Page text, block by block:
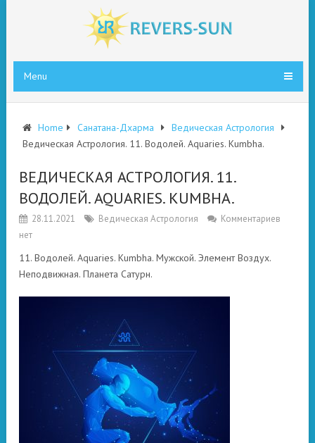
Menu
Home Санатана-Дхарма
Ведическая Астрология
Ведическая Астрология. 11. Водолей. Aquaries. Kumbha.
ВЕДИЧЕСКАЯ АСТРОЛОГИЯ. 11.
ВОДОЛЕЙ. AQUARIES. KUMBHA.
28.11.2021 Ведическая Астрология
Комментариев
нет
11. Водолей. Aquaries. Kumbha. Мужской. Элемент Воздух.
Неподвижная. Планета Сатурн.